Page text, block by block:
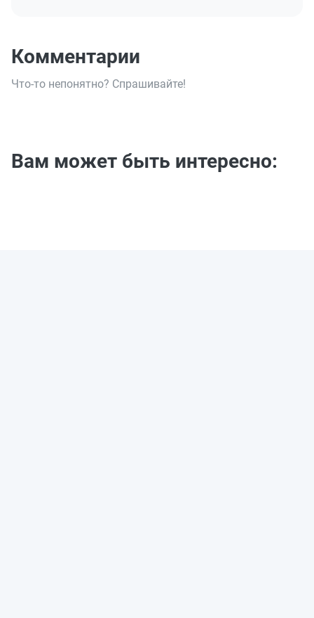
Комментарии
Что-то непонятно? Спрашивайте!
Вам может быть интересно: